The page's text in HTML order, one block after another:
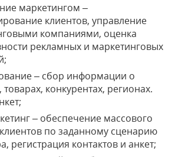
маркетингом –
клиентов, управление
компаниями, оценка
рекламных и маркетинговых
– сбор информации о
товарах, конкурентах, регионах.
– обеспечение массового
по заданному сценарию
регистрация контактов и анкет;